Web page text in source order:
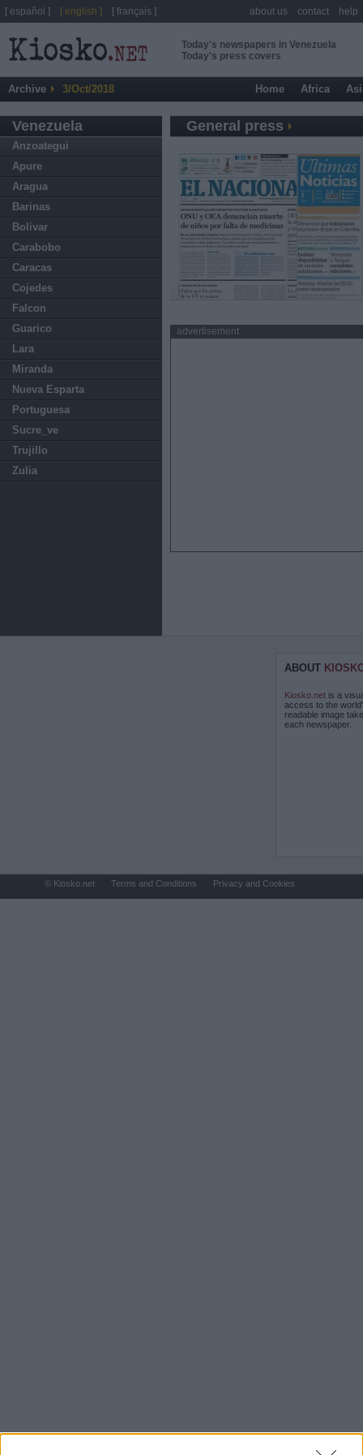
Today's newspapers in Venezuela
Today's press covers
Archive 3/Oct/2018 Home Africa
Venezuela
Anzoategui
Apure
Aragua
Barinas
Bolivar
Carabobo
Caracas
Cojedes
Falcon
Guarico
Lara
Miranda
Nueva Esparta
Portuguesa
Sucre_ve
Trujillo
Zulia
General press
advertisement
ABOUT
Kiosko.net is a
access to the
readable image
each newspaper.
[ español ] [ english ] [ français ] about us contact help
© Kiosko.net Terms and Conditions Privacy and Cookies